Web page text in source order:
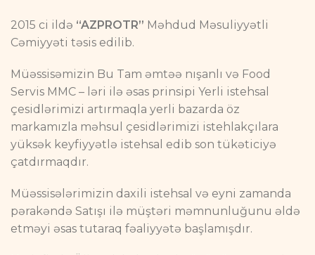
2015 ci ildə “AZPROTR” Məhdud Məsuliyyətli
Cəmiyyəti təsis edilib.
Müəssisəmizin Bu Tam əmtəə nışanlı və Food
Servis MMC – ləri ilə əsas prinsipi Yerli istehsal
çesidlərimizi artırmaqla yerli bazarda öz
markamızla məhsul çesidlərimizi istehlakçılara
yüksək keyfiyyətlə istehsal edib son tükəticiyə
çatdırmaqdır.
Müəssisələrimizin daxili istehsal və eyni zamanda
pərakəndə Satışı ilə müştəri məmnunluğunu əldə
etməyi əsas tutaraq fəaliyyətə başlamışdır.